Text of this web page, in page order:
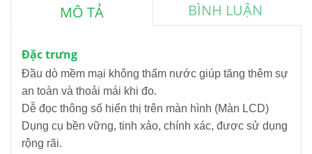
MÔ TẢ BÌNH LUẬN
Đặc trưng
Đầu dò mềm mại không thấm nước giúp tăng thêm sự
an toàn và thoải mái khi đo.
Dễ đọc thông số hiển thị trên màn hình (Màn LCD)
Dụng cụ bền vững, tinh xảo, chính xác, được sử dụng
rộng rãi.